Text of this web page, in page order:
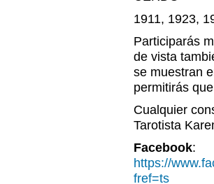
1911, 1923,
Participarás
de vista
se muestran
permitirás
Cualquier
Tarotista
Facebook:
https://
fref=ts